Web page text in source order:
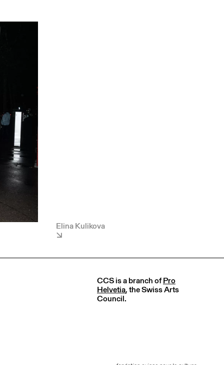
Elina Kulikova
CCS is a branch ofPro
Helvetia, the Swiss Arts
Council.